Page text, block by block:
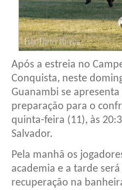
Após a estreia no
Conquista, neste
Guanambi se
preparação para o
quinta-feira (11), às
Salvador.
Pela manhã os
academia e a tarde
recuperação na